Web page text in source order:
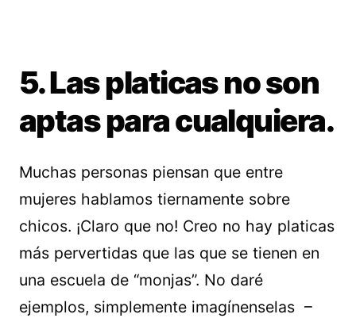
5. Las platicas no son
aptas para cualquiera.
Muchas personas piensan que entre
mujeres hablamos tiernamente sobre
chicos. ¡Claro que no! Creo no hay platicas
más pervertidas que las que se tienen en
una escuela de “monjas”. No daré
ejemplos, simplemente imagínenselas –